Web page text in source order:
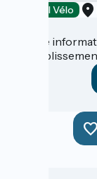
Accueil Vélo
Une